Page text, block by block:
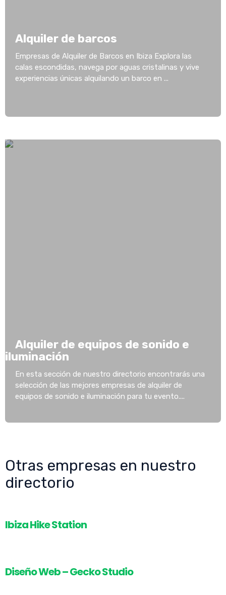
Alquiler de barcos
Empresas de Alquiler de Barcos en Ibiza Explora las
calas escondidas, navega por aguas cristalinas y vive
experiencias únicas alquilando un barco en ...
Alquiler de equipos de sonido e
iluminación
En esta sección de nuestro directorio encontrarás una
selección de las mejores empresas de alquiler de
equipos de sonido e iluminación para tu evento....
Otras empresas en nuestro
directorio
Ibiza Hike Station
Diseño Web – Gecko Studio